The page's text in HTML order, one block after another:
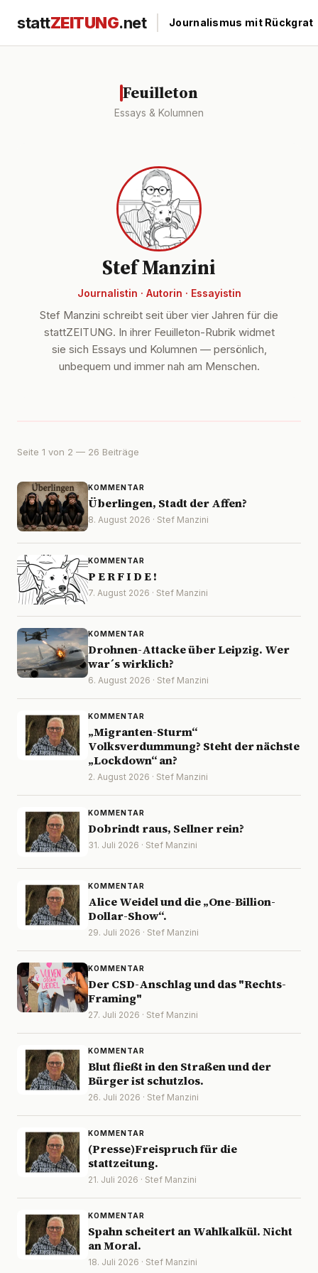
stattZEITUNG.net Journalismus mit Rückgrat
Feuilleton
Essays & Kolumnen
Stef Manzini
Journalistin · Autorin · Essayistin
Stef Manzini schreibt seit über vier Jahren für die
stattZEITUNG. In ihrer Feuilleton-Rubrik widmet
sie sich Essays und Kolumnen — persönlich,
unbequem und immer nah am Menschen.
Seite 1 von 2 — 26 Beiträge
KOMMENTAR
Überlingen, Stadt der Affen?
8. August 2026 · Stef Manzini
KOMMENTAR
P E R F I D E !
7. August 2026 · Stef Manzini
KOMMENTAR
Drohnen-Attacke über Leipzig. Wer
war´s wirklich?
6. August 2026 · Stef Manzini
KOMMENTAR
„Migranten-Sturm“
Volksverdummung? Steht der nächste
„Lockdown“ an?
2. August 2026 · Stef Manzini
KOMMENTAR
Dobrindt raus, Sellner rein?
31. Juli 2026 · Stef Manzini
KOMMENTAR
Alice Weidel und die „One-Billion-
Dollar-Show“.
29. Juli 2026 · Stef Manzini
KOMMENTAR
Der CSD-Anschlag und das "Rechts-
Framing"
27. Juli 2026 · Stef Manzini
KOMMENTAR
Blut fließt in den Straßen und der
Bürger ist schutzlos.
26. Juli 2026 · Stef Manzini
KOMMENTAR
(Presse)Freispruch für die
stattzeitung.
21. Juli 2026 · Stef Manzini
KOMMENTAR
Spahn scheitert an Wahlkalkül. Nicht
an Moral.
18. Juli 2026 · Stef Manzini